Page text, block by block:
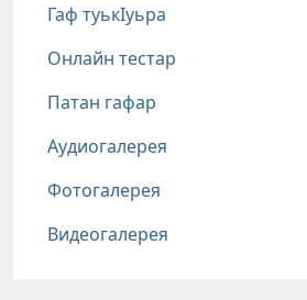
Гаф туькIуьра
Онлайн тестар
Патан гафар
Аудиогалерея
Фотогалерея
Видеогалерея